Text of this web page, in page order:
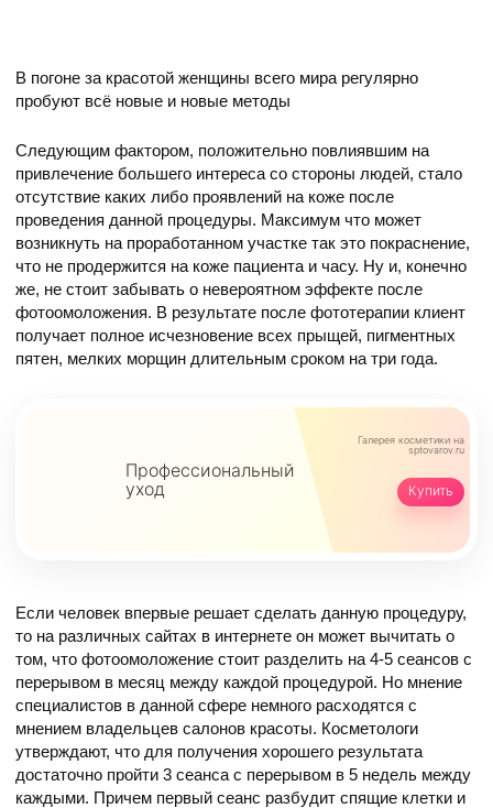
В погоне за красотой женщины всего мира регулярно
пробуют всё новые и новые методы
Следующим фактором, положительно повлиявшим на
привлечение большего интереса со стороны людей, стало
отсутствие каких либо проявлений на коже после
проведения данной процедуры. Максимум что может
возникнуть на проработанном участке так это покраснение,
что не продержится на коже пациента и часу. Ну и, конечно
же, не стоит забывать о невероятном эффекте после
фотоомоложения. В результате после фототерапии клиент
получает полное исчезновение всех прыщей, пигментных
пятен, мелких морщин длительным сроком на три года.
Профессиональный
уход
Галерея косметики на
sptovarov.ru
Купить
Если человек впервые решает сделать данную процедуру,
то на различных сайтах в интернете он может вычитать о
том, что фотоомоложение стоит разделить на 4-5 сеансов с
перерывом в месяц между каждой процедурой. Но мнение
специалистов в данной сфере немного расходятся с
мнением владельцев салонов красоты. Косметологи
утверждают, что для получения хорошего результата
достаточно пройти 3 сеанса с перерывом в 5 недель между
каждыми. Причем первый сеанс разбудит спящие клетки и